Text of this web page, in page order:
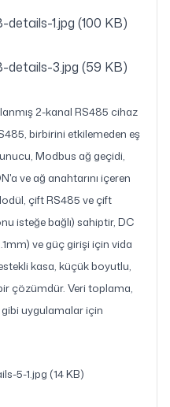
2-kanal RS485 cihaz
birbirini etkilemeden eş
Modbus ağ geçidi,
ve ağ anahtarını içeren
çift RS485 ve çift
isteğe bağlı) sahiptir, DC
ve güç girişi için vida
kasa, küçük boyutlu,
çözümdür. Veri toplama,
gibi uygulamalar için